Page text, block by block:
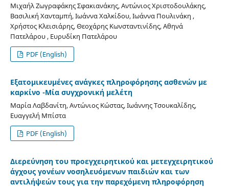
Μιχαήλ Ζωγραφάκης Σφακιανάκης, Αντώνιος Χριστοδουλάκης,
Βασιλική Χανταμπή, Ιωάννα Χαλκίδου, Ιωάννα Πουλινάκη ,
Χρήστος Κλεισιάρης, Θεοχάρης Κωνσταντινίδης, Αθηνά
Πατελάρου , Ευρυδίκη Πατελάρου
PDF (English)
Εξατομικευμένες ανάγκες πληροφόρησης ασθενών με
καρκίνο -Μία συγχρονική μελέτη
Μαρία Λαβδανίτη, Αντώνιος Κώστας, Ιωάννης Τσουκαλίδης,
Ευαγγελή Μπίστα
PDF (English)
Διερεύνηση του προεγχειρητικού και μετεγχειρητικού
άγχους γονέων νοσηλευόμενων παιδιών και των
αντιλήψεών τους για την παρεχόμενη πληροφόρηση